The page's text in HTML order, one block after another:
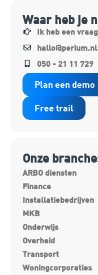
Waar heb je
Ik heb een vraag
hallo@perium.nl
050 - 21 11 729
Plan een demo
Free trail
Onze
ARBO diensten
Finance
Installatiebedrijven
MKB
Onderwijs
Overheid
Transport
Woningcorporaties